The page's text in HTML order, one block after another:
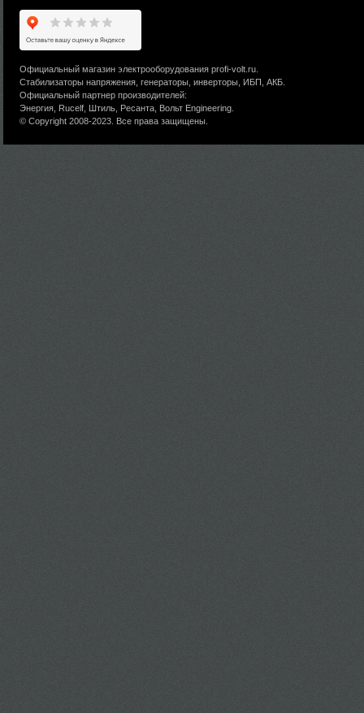
Официальный магазин электрооборудования profi-volt.ru.
Стабилизаторы напряжения, генераторы, инверторы, ИБП, АКБ.
Официальный партнер производителей:
Энергия, Rucelf, Штиль, Ресанта, Вольт Engineering.
© Copyright 2008-2023. Все права защищены.